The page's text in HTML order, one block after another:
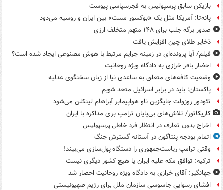
بازیکن سابق پرسپولیس به فجرسپاسی پیوست
پانه‌تا: آمریکا مثل یک «بوکسور مست» بین ایران و روسیه می‌دود
صدور برگه جلب برای ۱۴۸ متهم متخلف ارزی
ذخایر طلای چین افزایش یافت
فیلم/ آیا پرونده‌ای در زمینه جرایم مرتبط با هوش مصنوعی ایجاد شده است؟
احضار باقر خرازی به دادگاه ویژه روحانیت
وضعیت کافه‌های متعلق به ساعدی نیا از زبان سخنگوی عدلیه
پاکستان: باید در برابر اسرائیل متحد شویم
تئودور روزولت جایگزین ناو هواپیمابر آبراهام لینکلن می‌شود
کاریکاتور/ تلاش‌های بی‌پایان ترامپ برای مذاکره با ایران
اخراج بدون تعارف در انتظار فرد خاطی پرسپولیس
اتمام بودجه پنتاگون در آستانه گسترش جنگ
وقتی ترامپ ریاست‌جمهوری را دستگاه پول‌سازی می‌بیند!
ترکیه: توافق مکه علیه ایران یا هیچ کشور دیگری نیست
جهانگیر: آقای خرازی به دادگاه ویژه روحانیت احضار شد
افشای رسوایی جاسوسی سازمان ملل برای رژیم صهیونیستی